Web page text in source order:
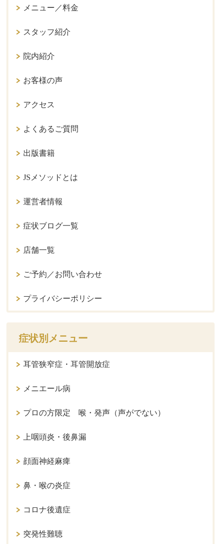
メニュー／料金
スタッフ紹介
院内紹介
お客様の声
アクセス
よくあるご質問
出版書籍
JSメソッドとは
運営者情報
症状ブログ一覧
店舗一覧
ご予約／お問い合わせ
プライバシーポリシー
症状別メニュー
耳管狭窄症・耳管開放症
メニエール病
プロの方限定 喉・発声（声がでない）
上咽頭炎・後鼻漏
顔面神経麻痺
鼻・喉の炎症
コロナ後遺症
突発性難聴